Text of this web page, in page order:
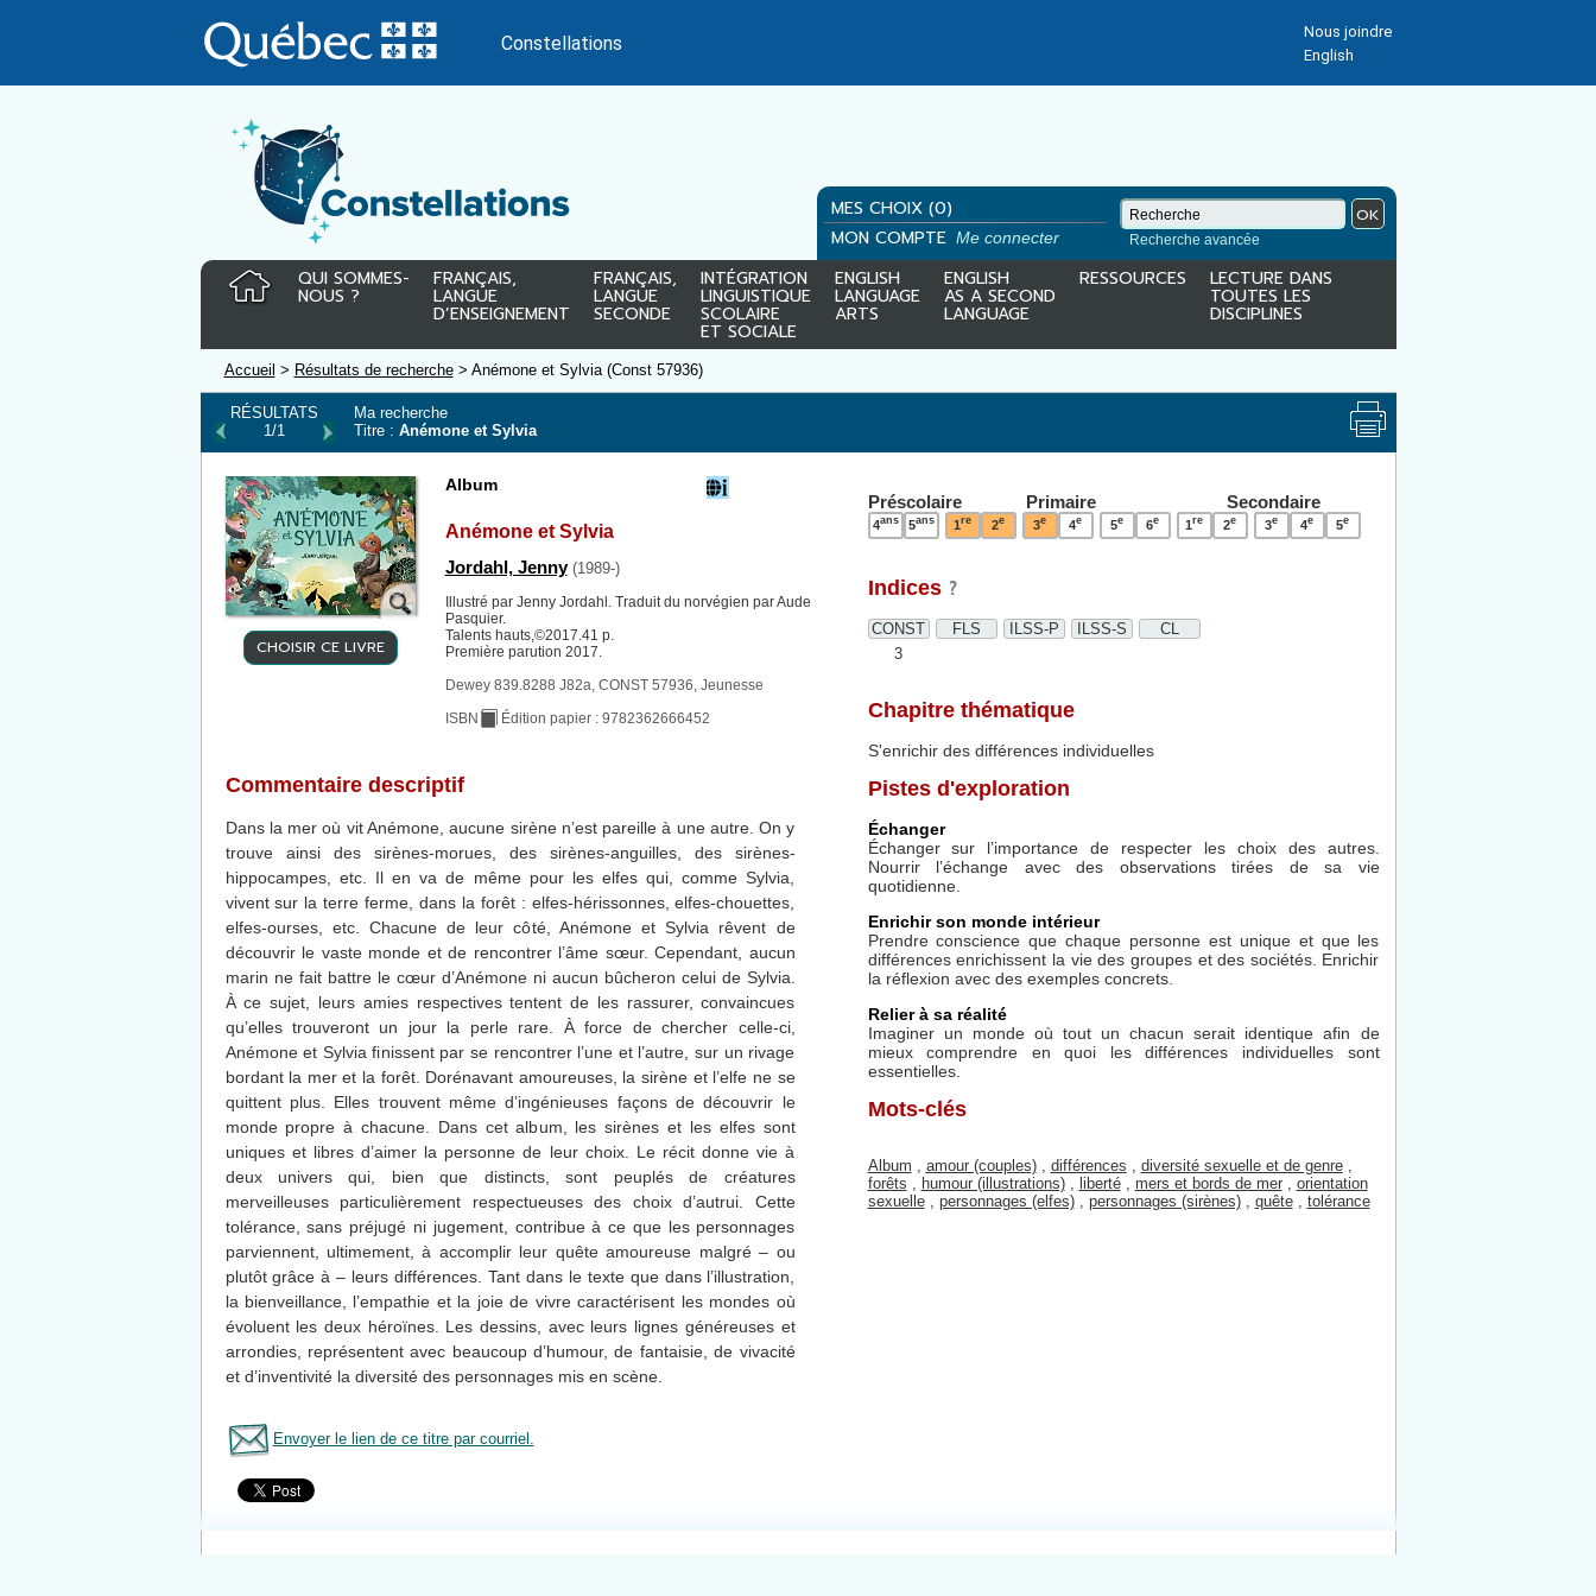
au
contenu
Constellations
Nous joindre
English
MES CHOIX (0)
MON COMPTEMe connecter
OK
Recherche avancée
QUI SOMMES-
NOUS ?
FRANÇAIS,
LANGUE
D’ENSEIGNEMENT
FRANÇAIS,
LANGUE
SECONDE
INTÉGRATION
LINGUISTIQUE
SCOLAIRE
ET SOCIALE
ENGLISH
LANGUAGE
ARTS
ENGLISH
AS A SECOND
LANGUAGE
RESSOURCES LECTURE DANS
TOUTES LES
DISCIPLINES
Accueil > Résultats de recherche> Anémone et Sylvia (Const 57936)
RÉSULTATS
1/1
Ma recherche
Titre : Anémone et Sylvia
CHOISIR CE LIVRE
Album
Anémone et Sylvia
Jordahl, Jenny (1989-)
Illustré par Jenny Jordahl. Traduit du norvégien par Aude
Pasquier.
Talents hauts,©2017.41 p.
Première parution 2017.
Dewey 839.8288 J82a, CONST 57936, Jeunesse
ISBN Édition papier : 9782362666452
Préscolaire Primaire Secondaire
4ans 5ans 1re 2e 3e 4e 5e 6e 1re 2e 3e 4e 5e
Indices
CONST FLS ILSS-P ILSS-S
CL
3
Chapitre thématique
S'enrichir des différences individuelles
Pistes d'exploration
Échanger
Échanger sur l’importance de respecter les choix des autres.
Nourrir l’échange avec des observations tirées de sa vie
quotidienne.
Enrichir son monde intérieur
Prendre conscience que chaque personne est unique et que les
différences enrichissent la vie des groupes et des sociétés. Enrichir
la réflexion avec des exemples concrets.
Relier à sa réalité
Imaginer un monde où tout un chacun serait identique afin de
mieux comprendre en quoi les différences individuelles sont
essentielles.
Mots-clés
Album , amour (couples), différences , diversité sexuelle et de genre,
forêts , humour (illustrations), liberté, mers et bords de mer, orientation
sexuelle, personnages (elfes), personnages (sirènes), quête, tolérance
Commentaire descriptif
Dans la mer où vit Anémone, aucune sirène n’est pareille à une autre. On y
trouve ainsi des sirènes-morues, des sirènes-anguilles, des sirènes-
hippocampes, etc. Il en va de même pour les elfes qui, comme Sylvia,
vivent sur la terre ferme, dans la forêt : elfes-hérissonnes, elfes-chouettes,
elfes-ourses, etc. Chacune de leur côté, Anémone et Sylvia rêvent de
découvrir le vaste monde et de rencontrer l’âme sœur. Cependant, aucun
marin ne fait battre le cœur d’Anémone ni aucun bûcheron celui de Sylvia.
À ce sujet, leurs amies respectives tentent de les rassurer, convaincues
qu’elles trouveront un jour la perle rare. À force de chercher celle-ci,
Anémone et Sylvia finissent par se rencontrer l’une et l’autre, sur un rivage
bordant la mer et la forêt. Dorénavant amoureuses, la sirène et l’elfe ne se
quittent plus. Elles trouvent même d’ingénieuses façons de découvrir le
monde propre à chacune. Dans cet album, les sirènes et les elfes sont
uniques et libres d’aimer la personne de leur choix. Le récit donne vie à
deux univers qui, bien que distincts, sont peuplés de créatures
merveilleuses particulièrement respectueuses des choix d’autrui. Cette
tolérance, sans préjugé ni jugement, contribue à ce que les personnages
parviennent, ultimement, à accomplir leur quête amoureuse malgré – ou
plutôt grâce à – leurs différences. Tant dans le texte que dans l’illustration,
la bienveillance, l’empathie et la joie de vivre caractérisent les mondes où
évoluent les deux héroïnes. Les dessins, avec leurs lignes généreuses et
arrondies, représentent avec beaucoup d’humour, de fantaisie, de vivacité
et d’inventivité la diversité des personnages mis en scène.
Envoyer le lien de ce titre par courriel.